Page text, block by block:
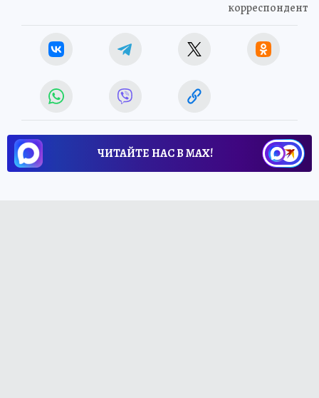
корреспондент
ЧИТАЙТЕ НАС В МАХ!